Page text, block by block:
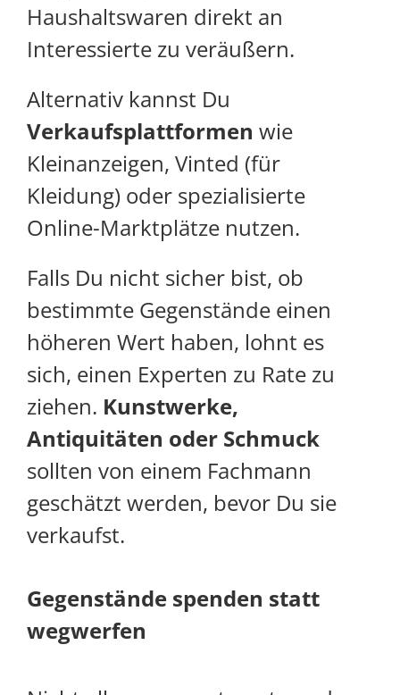
Haushaltswaren direkt an
Interessierte zu veräußern.
Alternativ kannst Du
Verkaufsplattformen wie
Kleinanzeigen, Vinted (für
Kleidung) oder spezialisierte
Online-Marktplätze nutzen.
Falls Du nicht sicher bist, ob
bestimmte Gegenstände einen
höheren Wert haben, lohnt es
sich, einen Experten zu Rate zu
ziehen. Kunstwerke,
Antiquitäten oder Schmuck
sollten von einem Fachmann
geschätzt werden, bevor Du sie
verkaufst.
Gegenstände spenden statt
wegwerfen